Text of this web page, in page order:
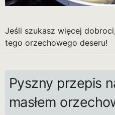
Jeśli szukasz więcej
tego orzechowego deseru!
Pyszny przepis
masłem